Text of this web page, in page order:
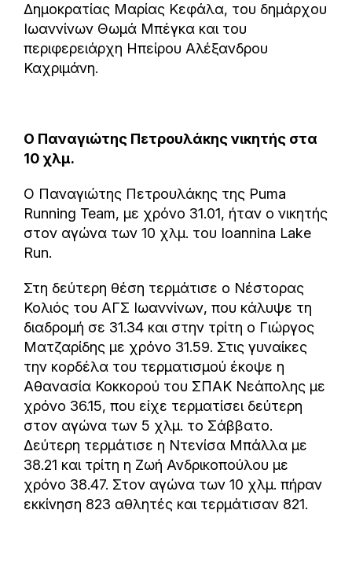
Δημοκρατίας Μαρίας Κεφάλα, του δημάρχου
Ιωαννίνων Θωμά Μπέγκα και του
περιφερειάρχη Ηπείρου Αλέξανδρου
Καχριμάνη.
Ο Παναγιώτης Πετρουλάκης νικητής στα
10 χλμ.
Ο Παναγιώτης Πετρουλάκης της Puma
Running Team, με χρόνο 31.01, ήταν ο νικητής
στον αγώνα των 10 χλμ. του Ioannina Lake
Run.
Στη δεύτερη θέση τερμάτισε ο Νέστορας
Κολιός του ΑΓΣ Ιωαννίνων, που κάλυψε τη
διαδρομή σε 31.34 και στην τρίτη ο Γιώργος
Ματζαρίδης με χρόνο 31.59. Στις γυναίκες
την κορδέλα του τερματισμού έκοψε η
Αθανασία Κοκκορού του ΣΠΑΚ Νεάπολης με
χρόνο 36.15, που είχε τερματίσει δεύτερη
στον αγώνα των 5 χλμ. το Σάββατο.
Δεύτερη τερμάτισε η Ντενίσα Μπάλλα με
38.21 και τρίτη η Ζωή Ανδρικοπούλου με
χρόνο 38.47. Στον αγώνα των 10 χλμ. πήραν
εκκίνηση 823 αθλητές και τερμάτισαν 821.